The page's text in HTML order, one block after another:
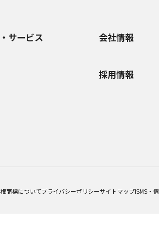
サービス 会社情報
採用情報
商標についてプライバシーポリシーサイトマップISMS・